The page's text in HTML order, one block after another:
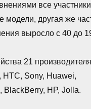
все участники
модели, другая же
выросло с 40 до
21
HTC, Sony, Huawei,
BlackBerry, HP, Jolla.